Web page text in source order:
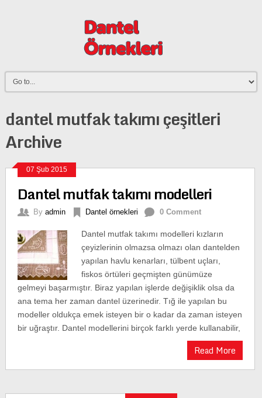
dantel mutfak takımı çeşitleri
Archive
07 Şub 2015
Dantel mutfak takımı modelleri
By admin Dantel örnekleri 0 Comment
Dantel mutfak takımı modelleri kızların
çeyizlerinin olmazsa olmazı olan dantelden
yapılan havlu kenarları, tülbent uçları,
fiskos örtüleri geçmişten günümüze
gelmeyi başarmıştır. Biraz yapılan işlerde değişiklik olsa da
ana tema her zaman dantel üzerinedir. Tığ ile yapılan bu
modeller oldukça emek isteyen bir o kadar da zaman isteyen
bir uğraştır. Dantel modellerini birçok farklı yerde kullanabilir,
Read More